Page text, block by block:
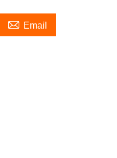
 Email